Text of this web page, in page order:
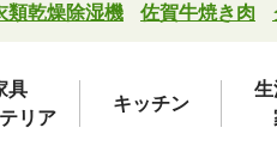
類乾燥除湿機 佐賀牛焼き肉
具
リア
キッチン
生